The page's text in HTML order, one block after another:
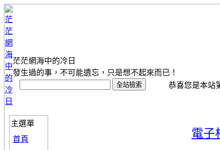
茫茫網海中的冷日
發生過的事，不可能遺忘，只是想不起來而已！
恭喜您是本站
主選單
首頁
電子